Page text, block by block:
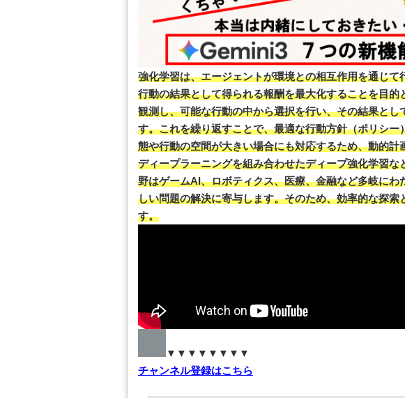
強化学習は、エージェントが環境との相互作用を通じて
行動の結果として得られる報酬を最大化することを目的
観測し、可能な行動の中から選択を行い、その結果とし
す。これを繰り返すことで、最適な行動方針（ポリシー
態や行動の空間が大きい場合にも対応するため、動的計
ディープラーニングを組み合わせたディープ強化学習な
野はゲームAI、ロボティクス、医療、金融など多岐にわ
しい問題の解決に寄与します。そのため、効率的な探索
す。
▼▼▼▼▼▼▼▼
チャンネル登録はこちら